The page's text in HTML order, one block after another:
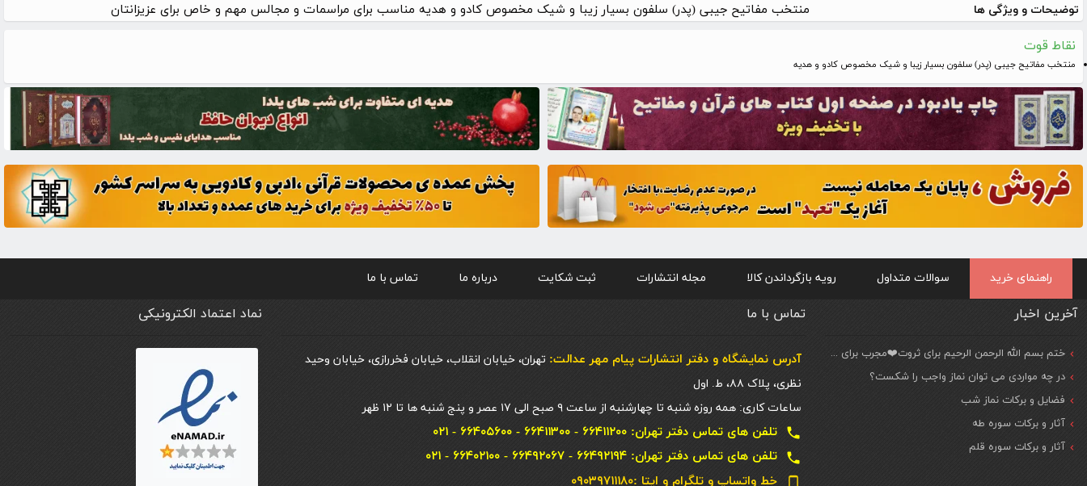
توضیحات و ویژگی ها منتخب مفاتیح جیبی (پدر) سلفون بسیار زیبا و شیک مخصوص کادو و هدیه مناسب برای مراسمات و مجالس مهم و خاص برای عزیزانتان
نقاط قوت
منتخب مفاتیح جیبی (پدر) سلفون بسیار زیبا و شیک مخصوص کادو و هدیه
راهنمای خرید سوالات متداول رویه بازگرداندن کالا مجله انتشارات ثبت شکایت درباره ما تماس با ما
آخرین اخبار
ختم بسم الله الرحمن الرحیم برای ثروت❤️مجرب برای حاجات مهم و فوری
در چه مواردی می توان نماز واجب را شکست؟
فضایل و برکات نماز شب
آثار و برکات سوره طه
آثار و برکات سوره قلم
تماس با ما
آدرس نمایشگاه و دفتر انتشارات پيام مهر عدالت: تهران، خیابان انقلاب، خیابان فخررازی، خیابان وحید
نظری، پلاک ۸۸، ط. اول
ساعات کاری: همه روزه شنبه تا چهارشنبه از ساعت ۹ صبح الی ۱۷ عصر و پنج شنبه ها تا ۱۲ ظهر
local_phone تلفن های تماس دفتر تهران: ۶۶۴۱۱۲۰۰ - ۶۶۴۱۱۳۰۰ - ۶۶۴۰۵۶۰۰ - ۰۲۱
local_phone تلفن های تماس دفتر تهران: ۶۶۴۹۲۱۹۴ - ۶۶۴۹۲۰۶۷ - ۶۶۴۰۲۱۰۰ - ۰۲۱
phone_android خط واتساپ و تلگرام و ایتا :۰۹۰۳۹۷۱۱۱۸۰
نماد اعتماد الکترونیکی